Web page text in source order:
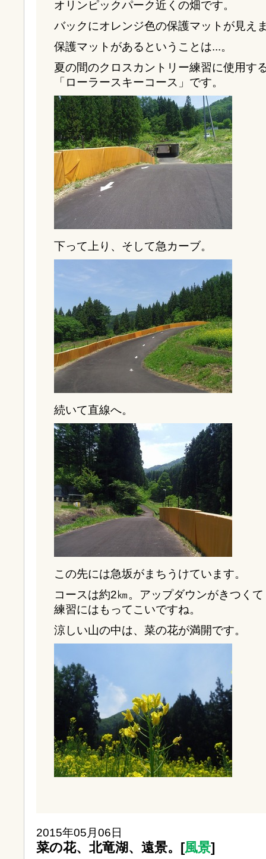
オリンピックパーク近くの畑です。
バックにオレンジ色の保護マットが見え
保護マットがあるということは...。
夏の間のクロスカントリー練習に使用す
「ローラースキーコース」です。
下って上り、そして急カーブ。
続いて直線へ。
この先には急坂がまちうけています。
コースは約2㎞。アップダウンがきつくて
練習にはもってこいですね。
涼しい山の中は、菜の花が満開です。
2015年05月06日
菜の花、北竜湖、遠景。[風景]